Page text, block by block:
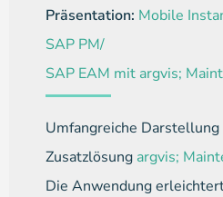
Präsentation: Mobile
SAP PM/
SAP EAM mit argvis;
Umfangreiche Darstellung
Zusatzlösung argvis;
Die Anwendung